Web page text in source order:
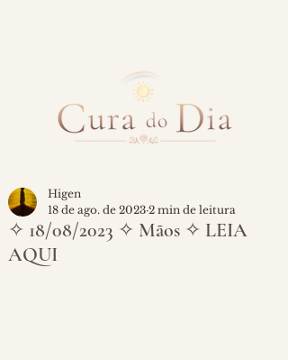
✧ 18/08/2023 ✧ Mãos ✧ LEIA
AQUI
Higen
18 de ago. de 2023 2 min de leitura